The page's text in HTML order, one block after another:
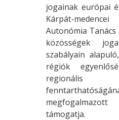
jogainak európai
Kárpát-
Autonómia Tanács
közösségek
szabályain
régiók
regionális
támogatja.